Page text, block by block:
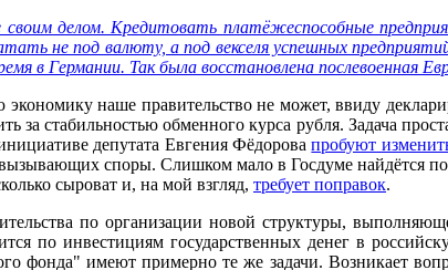
делом. Кредитовать платёжеспособные
не под валюту, а под векселя успешных
в Германии. Так была восстановлена послевоенная
экономику наше правительство не может, ввиду
за стабильностью обменного курса рубля. Задача
депутата Евгения Фёдоровапробуют
споры. Слишком мало в Госдуме найдётся
сыроват и, на мой взгляд, требует поправок.
по организации новой структуры,
по инвестициям государственных денег в
фонда" имеют примерно те же задачи. Возникает